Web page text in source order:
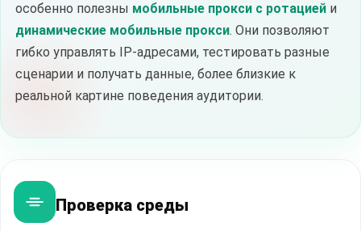
особенно полезны мобильные прокси с ротацией и
динамические мобильные прокси. Они позволяют
гибко управлять IP-адресами, тестировать разные
сценарии и получать данные, более близкие к
реальной картине поведения аудитории.
Проверка среды